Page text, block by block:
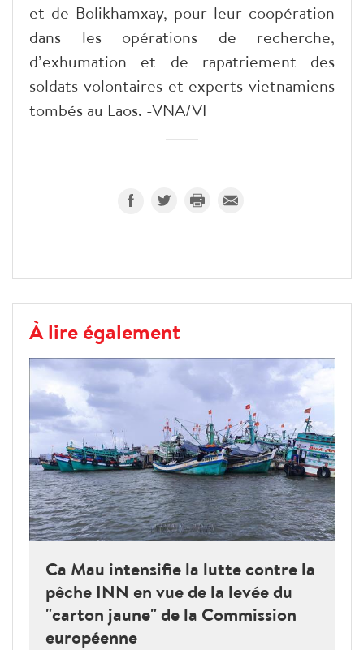
et de Bolikhamxay, pour leur coopération
dans les opérations de recherche,
d’exhumation et de rapatriement des
soldats volontaires et experts vietnamiens
tombés au Laos. -VNA/VI
À lire également
Ca Mau intensifie la lutte contre la
pêche INN en vue de la levée du
"carton jaune" de la Commission
européenne